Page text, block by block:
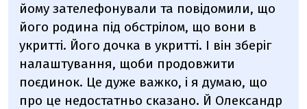
йому зателефонували та повідомили, що
його родина під обстрілом, що вони в
укритті. Його дочка в укритті. І він зберіг
налаштування, щоби продовжити
поєдинок. Це дуже важко, і я думаю, що
про це недостатньо сказано. Й Олександр